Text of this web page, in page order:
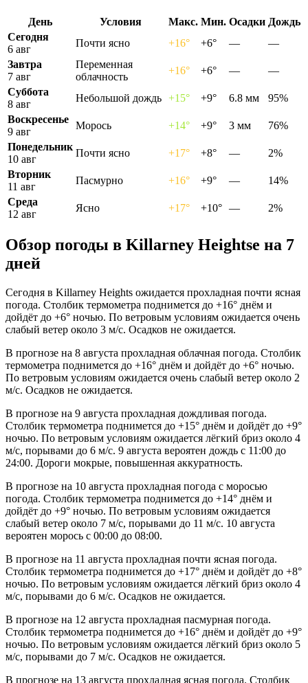
День Условия Макс. Мин. Осадки Дождь
Сегодня
6 авг
Почти ясно +16° +6° —
—
Завтра
7 авг
Переменная
облачность
+16° +6° —
—
Суббота
8 авг
Небольшой дождь +15° +9° 6.8 мм
95%
Воскресенье
9 авг
Морось +14° +9° 3 мм
76%
Понедельник
10 авг
Почти ясно +17° +8° —
2%
Вторник
11 авг
Пасмурно +16° +9° —
14%
Среда
12 авг
Ясно +17° +10° — 2%
Обзор погоды в Killarney Heightsе на 7
дней
Сегодня в Killarney Heights ожидается прохладная почти ясная
погода. Столбик термометра поднимется до +16° днём и
дойдёт до +6° ночью. По ветровым условиям ожидается очень
слабый ветер около 3 м/с. Осадков не ожидается.
В прогнозе на 8 августа прохладная облачная погода. Столбик
термометра поднимется до +16° днём и дойдёт до +6° ночью.
По ветровым условиям ожидается очень слабый ветер около 2
м/с. Осадков не ожидается.
В прогнозе на 9 августа прохладная дождливая погода.
Столбик термометра поднимется до +15° днём и дойдёт до +9°
ночью. По ветровым условиям ожидается лёгкий бриз около 4
м/с, порывами до 6 м/с. 9 августа вероятен дождь с 11:00 до
24:00. Дороги мокрые, повышенная аккуратность.
В прогнозе на 10 августа прохладная погода с моросью
погода. Столбик термометра поднимется до +14° днём и
дойдёт до +9° ночью. По ветровым условиям ожидается
слабый ветер около 7 м/с, порывами до 11 м/с. 10 августа
вероятен морось с 00:00 до 08:00.
В прогнозе на 11 августа прохладная почти ясная погода.
Столбик термометра поднимется до +17° днём и дойдёт до +8°
ночью. По ветровым условиям ожидается лёгкий бриз около 4
м/с, порывами до 6 м/с. Осадков не ожидается.
В прогнозе на 12 августа прохладная пасмурная погода.
Столбик термометра поднимется до +16° днём и дойдёт до +9°
ночью. По ветровым условиям ожидается лёгкий бриз около 5
м/с, порывами до 7 м/с. Осадков не ожидается.
В прогнозе на 13 августа прохладная ясная погода. Столбик